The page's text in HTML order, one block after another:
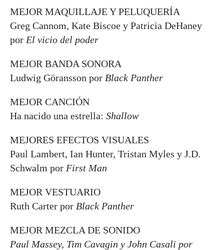
MEJOR MAQUILLAJE Y PELUQUERÍA
Greg Cannom, Kate Biscoe y Patricia DeHaney
por El vicio del poder
MEJOR BANDA SONORA
Ludwig Göransson por Black Panther
MEJOR CANCIÓN
Ha nacido una estrella: Shallow
MEJORES EFECTOS VISUALES
Paul Lambert, Ian Hunter, Tristan Myles y J.D.
Schwalm por First Man
MEJOR VESTUARIO
Ruth Carter por Black Panther
MEJOR MEZCLA DE SONIDO
Paul Massey, Tim Cavagin y John Casali por